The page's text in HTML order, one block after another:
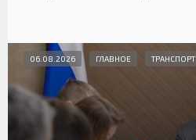
06.08.2026 ГЛАВНОЕ ТРАНСПОРТ